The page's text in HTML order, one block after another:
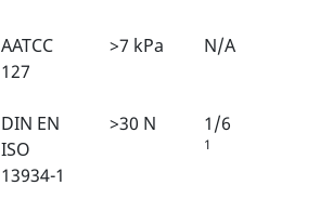
AATCC
127
>7 kPa N/A
DIN EN
ISO
13934-1
>30 N 1/6
1